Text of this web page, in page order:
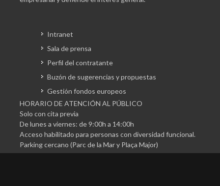
Intranet
Sala de prensa
Perfil del contratante
Buzón de sugerencias y propuestas
Gestión fondos europeos
HORARIO DE ATENCIÓN AL PÚBLICO
Solo con cita previa
De lunes a viernes: de 9:00h a 14:00h
Acceso habilitado para personas con diversidad funcional.
Parking cercano (Parc de la Mar y Plaça Major)